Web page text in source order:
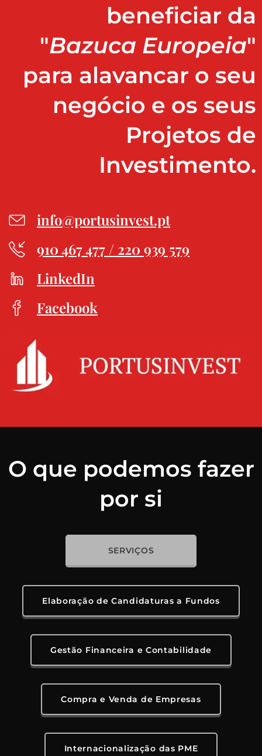
beneficiar da
"Bazuca Europeia"
para alavancar o seu
negócio e os seus
Projetos de
Investimento.
info@portusinvest.pt
910 467 477 / 220 939 579
LinkedIn
Facebook
O que podemos fazer
por si
SERVIÇOS
Elaboração de Candidaturas a Fundos
Gestão Financeira e Contabilidade
Compra e Venda de Empresas
Internacionalização das PME